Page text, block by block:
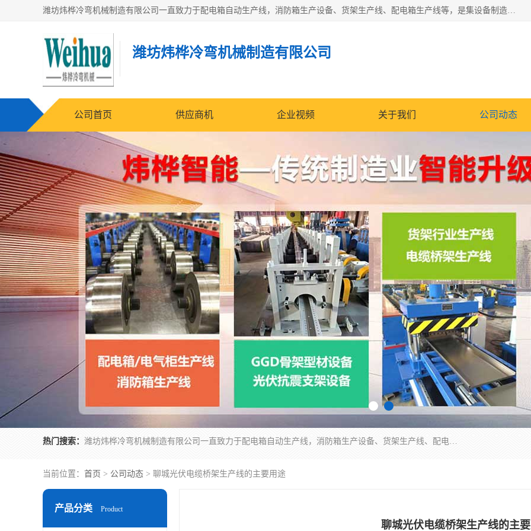
潍坊炜桦冷弯机械制造有限公司一直致力于配电箱自动生产线，消防箱生产设备、货架生产线、配电箱生产线等，是集设备制造、模具加工、技术开发于一体的综合性机械制造高科技民营企业。
潍坊炜桦冷弯机械制造有限公司
公司首页 供应商机 企业视频 关于我们 公司动态
热门搜索： 潍坊炜桦冷弯机械制造有限公司一直致力于配电箱自动生产线，消防箱生产设备、货架生产线、配电箱生产线等，是集设备制造、模具加工、技术开发于一体的综合性机械制造高科技民营企业。
当前位置： 首页 > 公司动态 > 聊城光伏电缆桥架生产线的主要用途
产品分类 Product
聊城光伏电缆桥架生产线的主